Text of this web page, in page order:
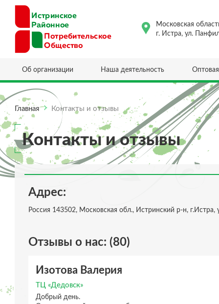
Московская
г. Истра, ул.
Об организации Наша деятельность
Главная Контакты и отзывы
Контакты и отзывы
Адрес:
Россия 143502, Московская обл., Истринский р-н, г.Истра,
Отзывы о нас: (80)
Изотова Валерия
ТЦ «Дедовск»
Добрый день.